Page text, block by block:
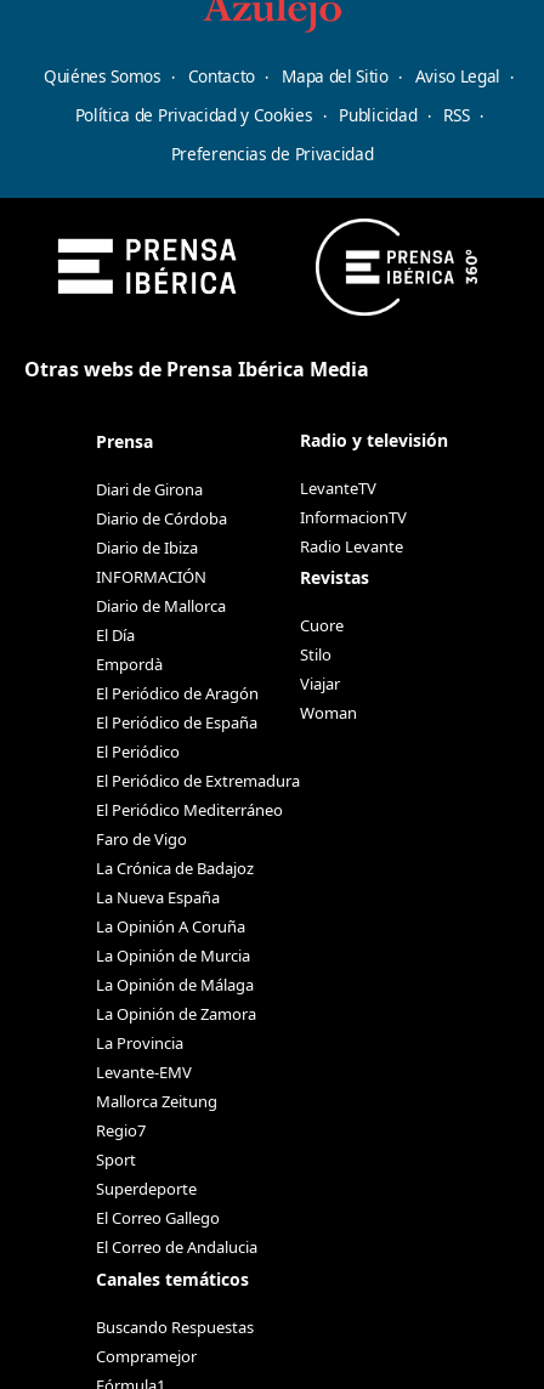
Quiénes Somos Contacto Mapa del Sitio
Aviso Legal
Política de Privacidad y Cookies
Publicidad
RSS
Preferencias de Privacidad
Otras webs de Prensa Ibérica Media
Prensa
Diari de Girona
Diario de Córdoba
Diario de Ibiza
INFORMACIÓN
Diario de Mallorca
El Día
Empordà
El Periódico de Aragón
El Periódico de España
El Periódico
El Periódico de Extremadura
El Periódico Mediterráneo
Faro de Vigo
La Crónica de Badajoz
La Nueva España
La Opinión A Coruña
La Opinión de Murcia
La Opinión de Málaga
La Opinión de Zamora
La Provincia
Levante-EMV
Mallorca Zeitung
Regio7
Sport
Superdeporte
El Correo Gallego
El Correo de Andalucia
Canales temáticos
Buscando Respuestas
Compramejor
Radio y televisión
LevanteTV
InformacionTV
Radio Levante
Revistas
Cuore
Stilo
Viajar
Woman